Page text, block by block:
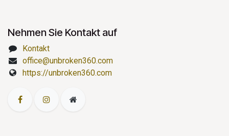
Nehmen Sie Kontakt auf
Kontakt
office@unbroken360.com
https://unbroken360.com